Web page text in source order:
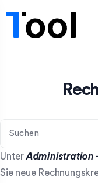
UnterAdministration
Sie neue